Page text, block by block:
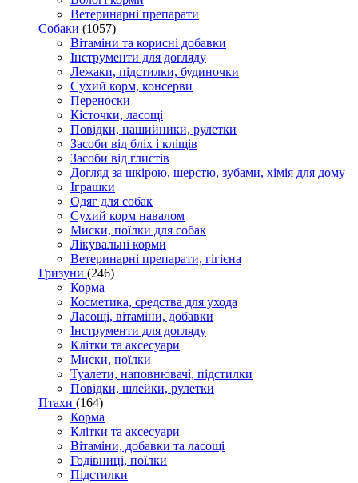
Ветеринарні препарати
Собаки (1057)
Вітаміни та корисні добавки
Інструменти для догляду
Лежаки, підстилки, будиночки
Сухий корм, консерви
Переноски
Кісточки, ласощі
Повідки, нашийники, рулетки
Засоби від бліх і кліщів
Засоби від глистів
Догляд за шкірою, шерстю, зубами, хімія для дому
Іграшки
Одяг для собак
Сухий корм навалом
Миски, поїлки для собак
Лікувальні корми
Ветеринарні препарати, гігієна
Гризуни (246)
Корма
Косметика, средства для ухода
Ласощі, вітаміни, добавки
Інструменти для догляду
Клітки та аксесуари
Миски, поїлки
Туалети, наповнювачі, підстилки
Повідки, шлейки, рулетки
Птахи (164)
Корма
Клітки та аксесуари
Вітаміни, добавки та ласощі
Годівниці, поїлки
Підстилки